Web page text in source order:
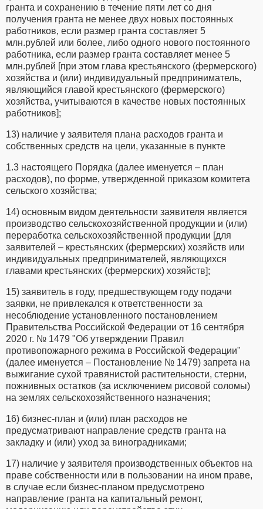
гранта и сохранению в течение пяти лет со дня
получения гранта не менее двух новых постоянных
работников, если размер гранта составляет 5
млн.рублей или более, либо одного нового постоянного
работника, если размер гранта составляет менее 5
млн.рублей [при этом глава крестьянского (фермерского)
хозяйства и (или) индивидуальный предприниматель,
являющийся главой крестьянского (фермерского)
хозяйства, учитываются в качестве новых постоянных
работников];
13) наличие у заявителя плана расходов гранта и
собственных средств на цели, указанные в пункте
1.3 настоящего Порядка (далее именуется – план
расходов), по форме, утвержденной приказом комитета
сельского хозяйства;
14) основным видом деятельности заявителя является
производство сельскохозяйственной продукции и (или)
переработка сельскохозяйственной продукции [для
заявителей – крестьянских (фермерских) хозяйств или
индивидуальных предпринимателей, являющихся
главами крестьянских (фермерских) хозяйств];
15) заявитель в году, предшествующем году подачи
заявки, не привлекался к ответственности за
несоблюдение установленного постановлением
Правительства Российской Федерации от 16 сентября
2020 г. № 1479 "Об утверждении Правил
противопожарного режима в Российской Федерации"
(далее именуется – Постановление № 1479) запрета на
выжигание сухой травянистой растительности, стерни,
пожнивных остатков (за исключением рисовой соломы)
на землях сельскохозяйственного назначения;
16) бизнес-план и (или) план расходов не
предусматривают направление средств гранта на
закладку и (или) уход за виноградниками;
17) наличие у заявителя производственных объектов на
праве собственности или в пользовании на ином праве,
в случае если бизнес-планом предусмотрено
направление гранта на капитальный ремонт,